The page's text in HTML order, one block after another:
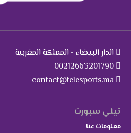
الدار البيضاء - المملكة المغربية
00212663201790
contact@telesports.ma
تيلي سبورت
معلومات عنا